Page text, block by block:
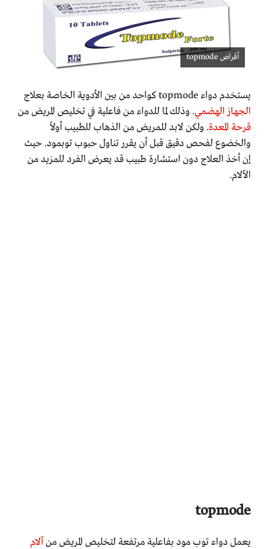
أقراص topmode
يستخدم دواء topmode كواحد من بين الأدوية الخاصة بعلاج
الجهاز الهضمي. وذلك لما للدواء من فاعلية في تخليص المريض من
قرحة المعدة. ولكن لابد للمريض من الذهاب للطبيب أولاً
والخضوع لفحص دقيق قبل أن يقرر تناول حبوب توبمود. حيث
إن أخذ العلاج دون استشارة طبيب قد يعرض الفرد للمزيد من
الآلام.
topmode
يعمل دواء توب مود بفاعلية مرتفعة لتخليص المريض من آلام